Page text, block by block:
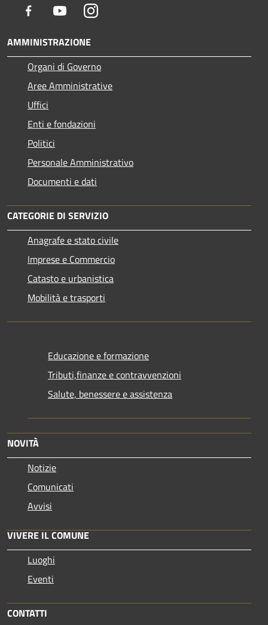
Facebook YoutubeInstagram
AMMINISTRAZIONE
Organi di Governo
Aree Amministrative
Uffici
Enti e fondazioni
Politici
Personale Amministrativo
Documenti e dati
CATEGORIE DI SERVIZIO
Anagrafe e stato civile
Imprese e Commercio
Catasto e urbanistica
Mobilità e trasporti
Educazione e formazione
Tributi,finanze e contravvenzioni
Salute, benessere e assistenza
NOVITÀ
Notizie
Comunicati
Avvisi
VIVERE IL COMUNE
Luoghi
Eventi
CONTATTI